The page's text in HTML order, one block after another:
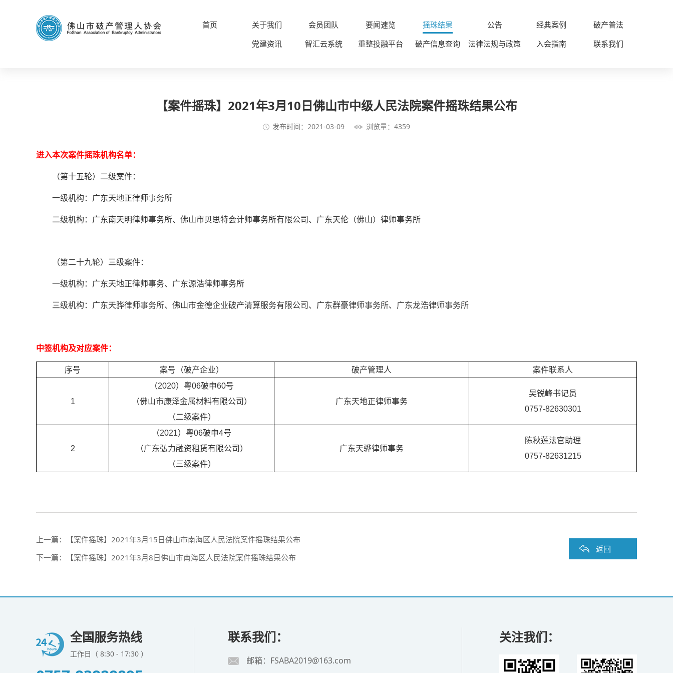
首页 关于我们 会员团队 要闻速览 摇珠结果 公告 经典案例
破产普法
党建资讯
智汇云系统 重整投融平台 破产信息查询 法律法规与政策 入会指南 联系我们
【案件摇珠】2021年3月10日佛山市中级人民法院案件摇珠结果公布
发布时间：2021-03-09 浏览量：4359
进入本次案件摇珠机构名单：
（第十五轮）二级案件：
一级机构：广东天地正律师事务所
二级机构：广东南天明律师事务所、佛山市贝思特会计师事务所有限公司、广东天伦（佛山）律师事务所
（第二十九轮）三级案件：
一级机构：广东天地正律师事务、广东源浩律师事务所
三级机构：广东天骅律师事务所、佛山市金德企业破产清算服务有限公司、广东群豪律师事务所、广东龙浩律师事务所
中签机构及对应案件：
序号 案号（破产企业） 破产管理人 案件联系人
1
（2020）粤06破申60号
（佛山市康泽金属材料有限公司 ）
（二级案件）
广东天地正律师事务
吴锐峰书记员
0757-82630301
2
（2021）粤06破申4号
（广东弘力融资租赁有限公司）
（三级案件）
广东天骅律师事务
陈秋莲法官助理
0757-82631215
上一篇：
【案件摇珠】2021年3月15日佛山市南海区人民法院案件摇珠结果公布
下一篇：
【案件摇珠】2021年3月8日佛山市南海区人民法院案件摇珠结果公布
返回
全国服务热线
工作日（ 8:30 - 17:30 ）
联系我们：
邮箱：FSABA2019@163.com
关注我们：